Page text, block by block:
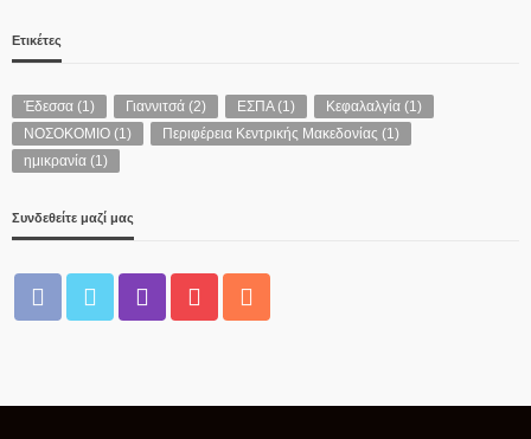
Ετικέτες
Έδεσσα (1) Γιαννιτσά (2) ΕΣΠΑ(1) Κεφαλαλγία (1)
ΝΟΣΟΚΟΜΙΟ (1) Περιφέρεια Κεντρικής Μακεδονίας (1)
ημικρανία (1)
Συνδεθείτε μαζί μας